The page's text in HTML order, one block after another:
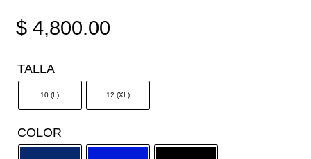
$4,800.00
TALLA
10 (L) 12 (XL)
COLOR